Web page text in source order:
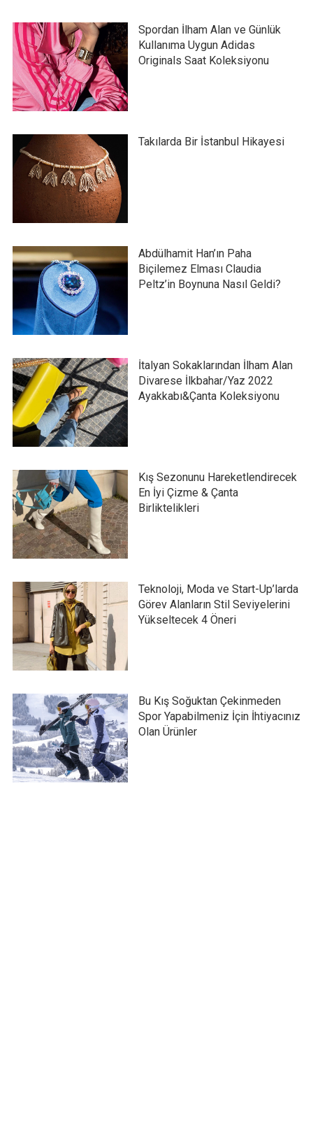
Spordan İlham Alan ve Günlük
Kullanıma Uygun Adidas
Originals Saat Koleksiyonu
Takılarda Bir İstanbul Hikayesi
Abdülhamit Han’ın Paha
Biçilemez Elması Claudia
Peltz’in Boynuna Nasıl Geldi?
İtalyan Sokaklarından İlham Alan
Divarese İlkbahar/Yaz 2022
Ayakkabı&Çanta Koleksiyonu
Kış Sezonunu Hareketlendirecek
En İyi Çizme & Çanta
Birliktelikleri
Teknoloji, Moda ve Start-Up’larda
Görev Alanların Stil Seviyelerini
Yükseltecek 4 Öneri
Bu Kış Soğuktan Çekinmeden
Spor Yapabilmeniz İçin İhtiyacınız
Olan Ürünler